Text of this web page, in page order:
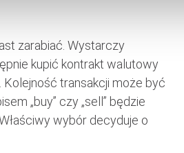
zarabiać. Wystarczy
kupić kontrakt walutowy
Kolejność transakcji może być
„buy” czy „sell” będzie
wybór decyduje o